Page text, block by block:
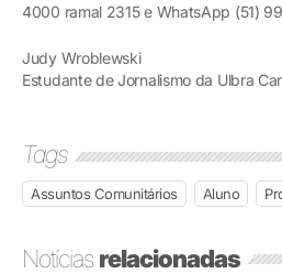
4000 ramal 2315 e WhatsApp (51)
Judy Wroblewski
Estudante de Jornalismo da Ulbra
Tags
Assuntos Comunitários Aluno
Notíciasrelacionadas